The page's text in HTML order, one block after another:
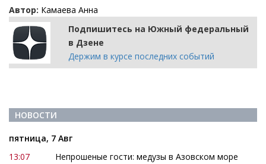
Автор: Камаева Анна
Подпишитесь на Южный федеральный
в Дзене
Держим в курсе последних событий
НОВОСТИ
пятница, 7 Авг
13:07
Непрошеные гости: медузы в Азовском море